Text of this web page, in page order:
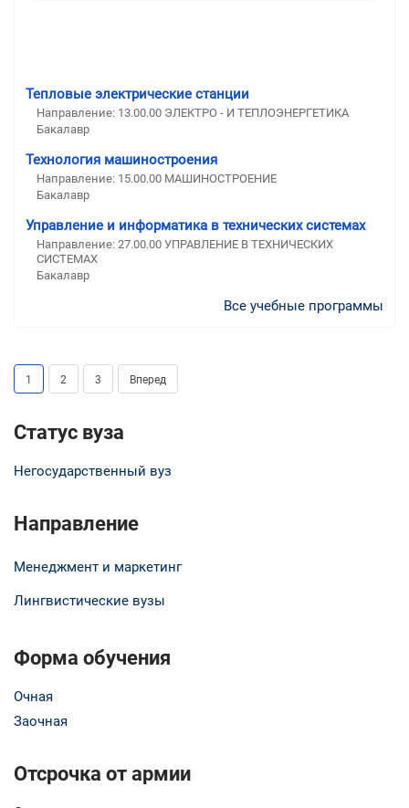
Тепловые электрические станции
Направление: 13.00.00 ЭЛЕКТРО - И ТЕПЛОЭНЕРГЕТИКА
Бакалавр
Технология машиностроения
Направление: 15.00.00 МАШИНОСТРОЕНИЕ
Бакалавр
Управление и информатика в технических системах
Направление: 27.00.00 УПРАВЛЕНИЕ В ТЕХНИЧЕСКИХ
СИСТЕМАХ
Бакалавр
Все учебные программы
1 2 3 Вперед
Статус вуза
Негосударственный вуз
Направление
Менеджмент и маркетинг
Лингвистические вузы
Форма обучения
Очная
Заочная
Отсрочка от армии